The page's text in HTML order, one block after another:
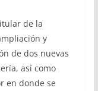
de la
y
de dos nuevas
así como
en donde se